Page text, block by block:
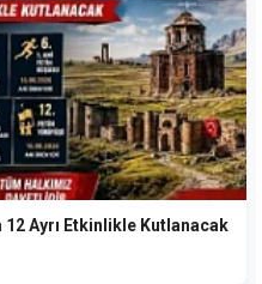
12 Ayrı Etkinlikle Kutlanacak